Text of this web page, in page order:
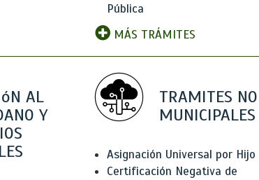
Pública
MÁS TRÁMITES
AL
Y
TRAMITES NO
MUNICIPALES
Asignación Universal por Hijo
Certificación Negativa de